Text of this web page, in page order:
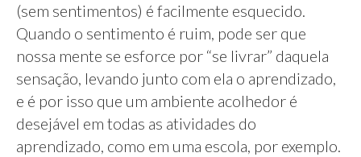
(sem sentimentos) é facilmente esquecido.
Quando o sentimento é ruim, pode ser que
nossa mente se esforce por “se livrar” daquela
sensação, levando junto com ela o aprendizado,
e é por isso que um ambiente acolhedor é
desejável em todas as atividades do
aprendizado, como em uma escola, por exemplo.